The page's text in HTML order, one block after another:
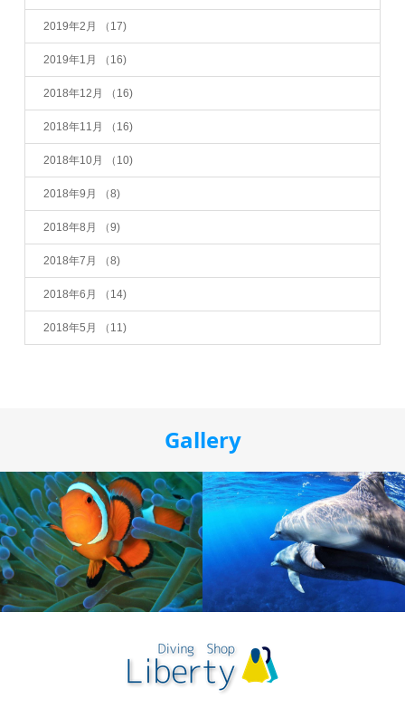
2019年2月 （17)
2019年1月 （16)
2018年12月 （16)
2018年11月 （16)
2018年10月 （10)
2018年9月 （8)
2018年8月 （9)
2018年7月 （8)
2018年6月 （14)
2018年5月 （11)
Gallery